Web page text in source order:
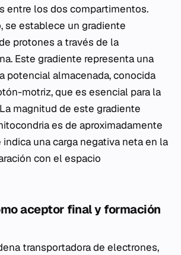
entre los dos compartimentos.
se establece un gradiente
protones a través de la
Este gradiente representa una
potencial almacenada, conocida
motriz, que es esencial para la
magnitud de este gradiente
es de aproximadamente
una carga negativa neta en la
con el espacio
aceptor final y formación
transportadora de electrones,